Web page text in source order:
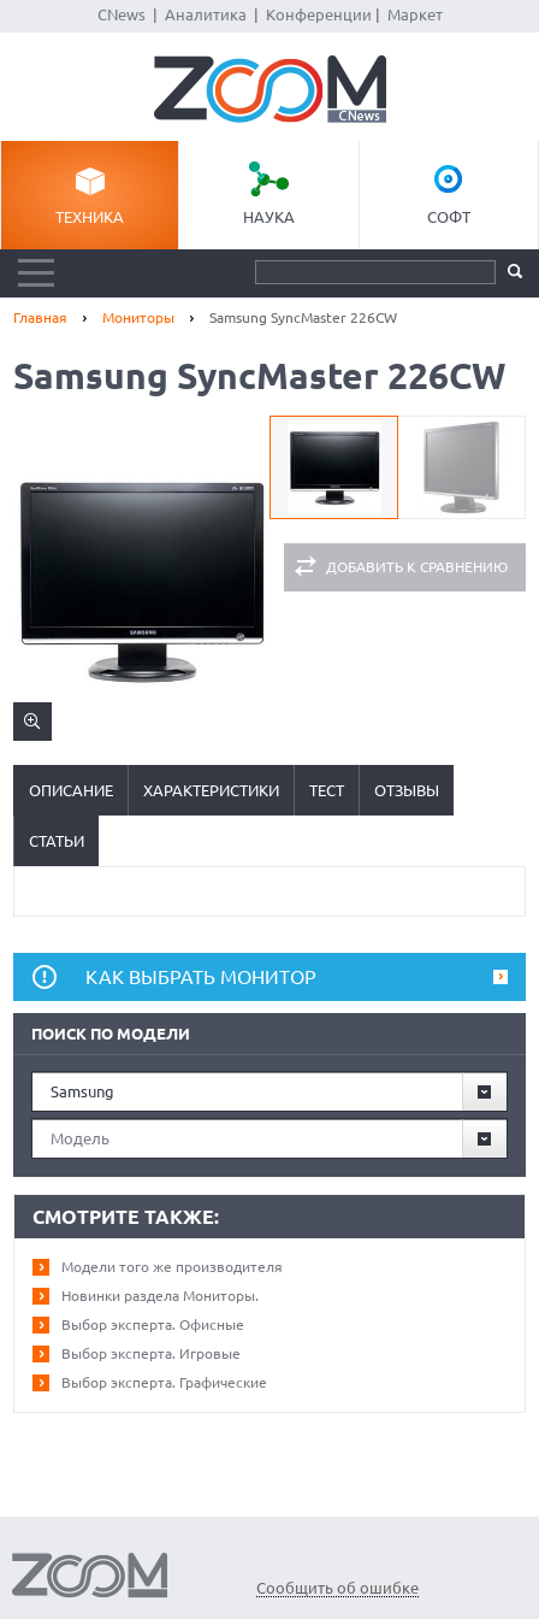
CNews| Аналитика Конференции Маркет
ТЕХНИКА НАУКА СОФТ
Главная Мониторы Samsung SyncMaster 226СW
Samsung SyncMaster 226СW
ДОБАВИТЬ К СРАВНЕНИЮ
ОПИСАНИЕ ХАРАКТЕРИСТИКИ ТЕСТ ОТЗЫВЫ
СТАТЬИ
КАК ВЫБРАТЬ МОНИТОР
ПОИСК ПО МОДЕЛИ
Samsung
Модель
СМОТРИТЕ ТАКЖЕ:
Модели того же производителя
Новинки раздела Мониторы.
Выбор эксперта. Офисные
Выбор эксперта. Игровые
Выбор эксперта. Графические
Сообщить об ошибке